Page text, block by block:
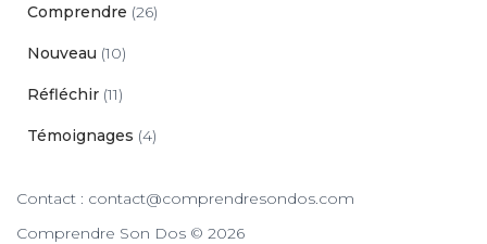
Comprendre (26)
Nouveau (10)
Réfléchir (11)
Témoignages (4)
Contact : contact@comprendresondos.com
Comprendre Son Dos © 2026